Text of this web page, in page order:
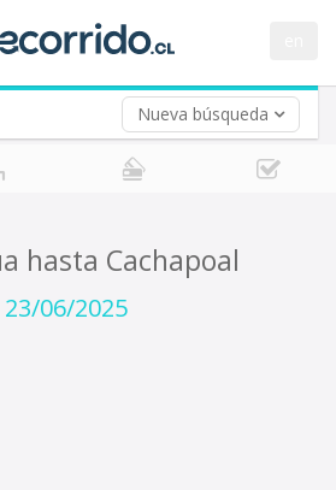
Nueva búsqueda
hasta Cachapoal
23/06/2025